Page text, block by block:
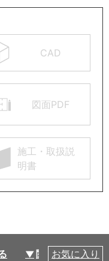
CAD
図面PDF
施工・取扱説
明書
関連部材・関連
お気に入り